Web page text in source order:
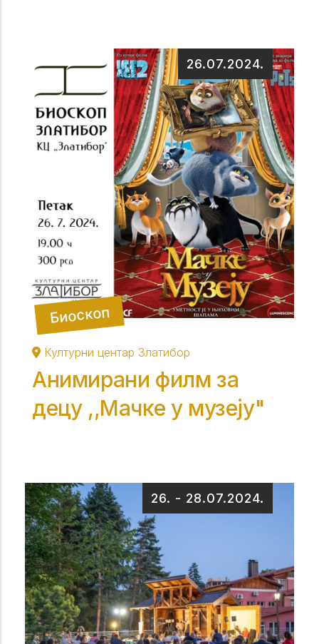
26.07.2024.
Биоскоп
Културни центар Златибор
Анимирани филм за
децу ,,Мачке у музеју"
26. - 28.07.2024.